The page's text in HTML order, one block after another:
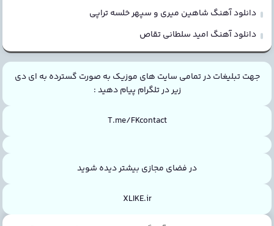
دانلود آهنگ شاهین میری و سپهر خلسه تراپی
دانلود آهنگ امید سلطانی تقاص
جهت تبلیغات در تمامی سایت های موزیک به صورت گسترده به ای دی
زیر در تلگرام پیام دهید :
T.me/FKcontact
در فضای مجازی بیشتر دیده شوید
XLIKE.ir